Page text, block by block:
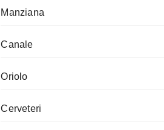
Manziana
Canale
Oriolo
Cerveteri